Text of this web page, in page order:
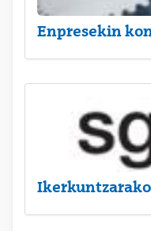
Enpresekin